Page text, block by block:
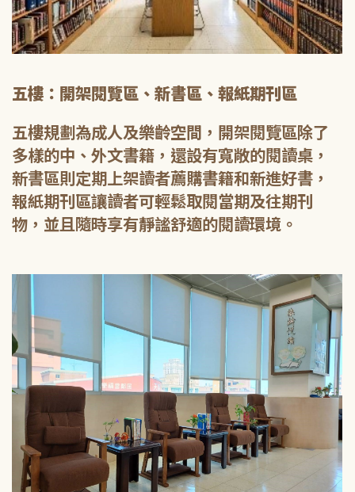
五樓：開架閱覽區、新書區、報紙期刊區
五樓規劃為成人及樂齡空間，開架閱覽區除了
多樣的中、外文書籍，還設有寬敞的閱讀桌，
新書區則定期上架讀者薦購書籍和新進好書，
報紙期刊區讓讀者可輕鬆取閱當期及往期刊
物，並且隨時享有靜謐舒適的閱讀環境。